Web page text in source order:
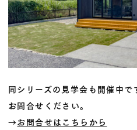
同シリーズの見学会も開催中で
お問合せください。
→お問合せはこちらから